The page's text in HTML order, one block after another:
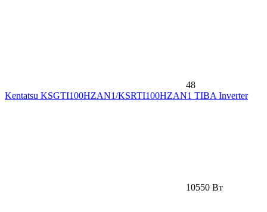
48
Kentatsu KSGTI100HZAN1/KSRTI100HZAN1 TIBA Inverter
10550 Вт